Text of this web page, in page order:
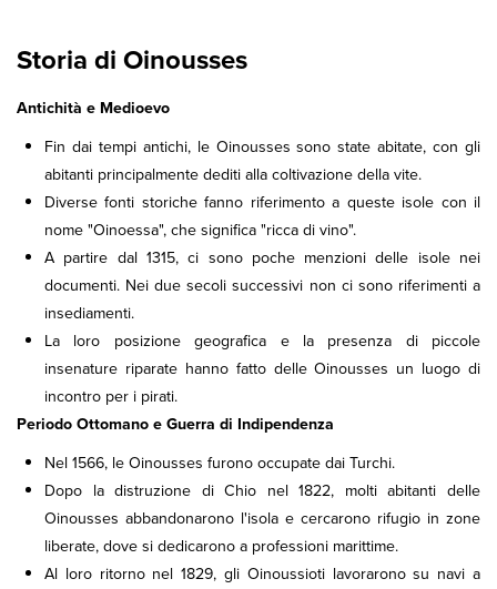
Storia di Oinousses
Antichità e Medioevo
Fin dai tempi antichi, le Oinousses sono state abitate, con gli
abitanti principalmente dediti alla coltivazione della vite.
Diverse fonti storiche fanno riferimento a queste isole con il
nome "Oinoessa", che significa "ricca di vino".
A partire dal 1315, ci sono poche menzioni delle isole nei
documenti. Nei due secoli successivi non ci sono riferimenti a
insediamenti.
La loro posizione geografica e la presenza di piccole
insenature riparate hanno fatto delle Oinousses un luogo di
incontro per i pirati.
Periodo Ottomano e Guerra di Indipendenza
Nel 1566, le Oinousses furono occupate dai Turchi.
Dopo la distruzione di Chio nel 1822, molti abitanti delle
Oinousses abbandonarono l'isola e cercarono rifugio in zone
liberate, dove si dedicarono a professioni marittime.
Al loro ritorno nel 1829, gli Oinoussioti lavorarono su navi a